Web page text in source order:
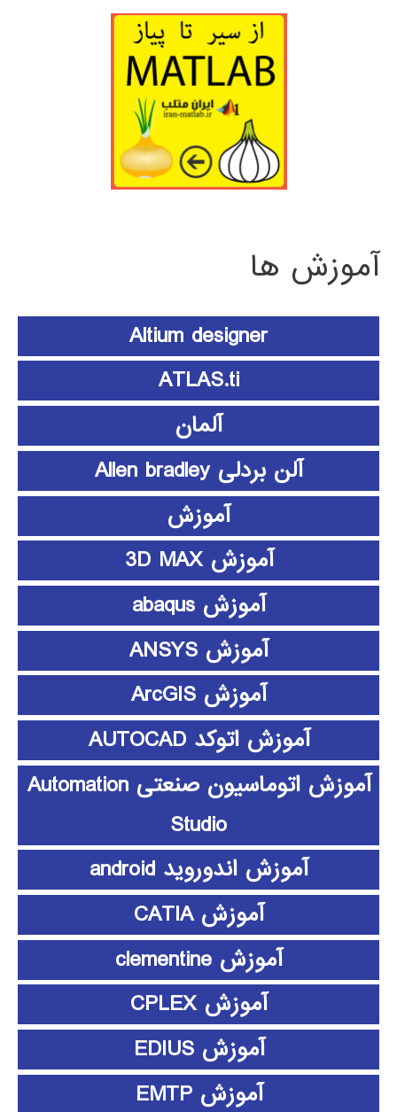
آموزش ها
Altium designer
ATLAS.ti
آلمان
آلن بردلی Allen bradley
آموزش
آموزش 3D MAX
آموزش abaqus
آموزش ANSYS
آموزش ArcGIS
آموزش اتوکد AUTOCAD
آموزش اتوماسیون صنعتی Automation
Studio
آموزش اندوروید android
آموزش CATIA
آموزش clementine
آموزش CPLEX
آموزش EDIUS
آموزش EMTP